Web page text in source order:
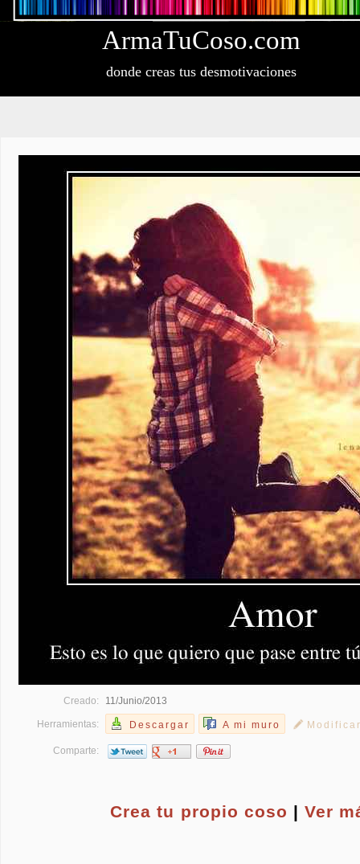
ArmaTuCoso.com
donde creas tus desmotivaciones
Creado: 11/Junio/2013
Herramientas: Descargar A mi muro
Comparte:
Crea tu propio coso |Ver